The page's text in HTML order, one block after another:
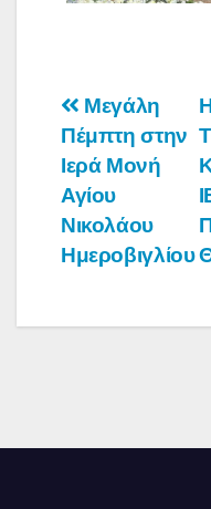
άρθρων
Μεγάλη
Πέμπτη στην
Ιερά Μονή
Αγίου
Νικολάου
Ημεροβιγλίου